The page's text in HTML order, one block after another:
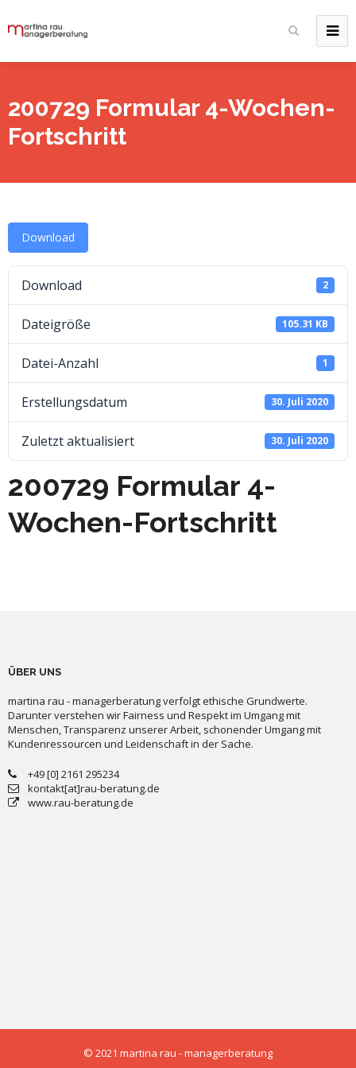
200729 Formular 4-Wochen-
Fortschritt
Download
Download 2
Dateigröße 105.31 KB
Datei-Anzahl 1
Erstellungsdatum 30. Juli 2020
Zuletzt aktualisiert 30. Juli 2020
200729 Formular 4-
Wochen-Fortschritt
ÜBER UNS
martina rau - managerberatung verfolgt ethische Grundwerte.
Darunter verstehen wir Fairness und Respekt im Umgang mit
Menschen, Transparenz unserer Arbeit, schonender Umgang mit
Kundenressourcen und Leidenschaft in der Sache.
+49 [0] 2161 295234
kontakt[at]rau-beratung.de
www.rau-beratung.de
© 2021 martina rau - managerberatung